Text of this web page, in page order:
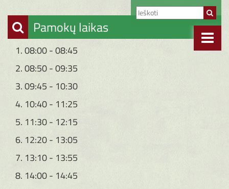
Pamokų laikas
1. 08:00 - 08:45
2. 08:50 - 09:35
3. 09:45 - 10:30
4. 10:40 - 11:25
5. 11:30 - 12:15
6. 12:20 - 13:05
7. 13:10 - 13:55
8. 14:00 - 14:45